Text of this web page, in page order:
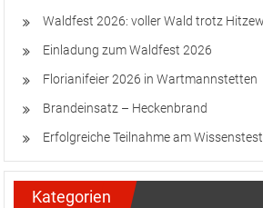
Waldfest 2026: voller Wald trotz
Einladung zum Waldfest 2026
Florianifeier 2026 in Wartmannstetten
Brandeinsatz – Heckenbrand
Erfolgreiche Teilnahme am
Kategorien